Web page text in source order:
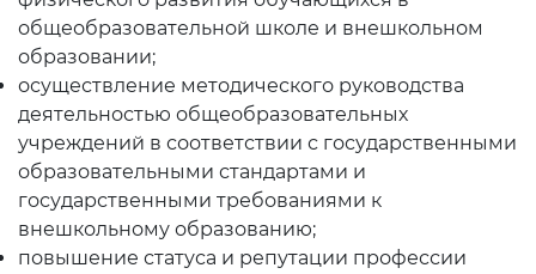
Образование
Аналитические данные
Термины об образовании
Kelajak markazi
Отчеты
общеобразовательной школе и внешкольном
образовании;
осуществление методического руководства
деятельностью общеобразовательных
учреждений в соответствии с государственными
образовательными стандартами и
государственными требованиями к
внешкольному образованию;
повышение статуса и репутации профессии